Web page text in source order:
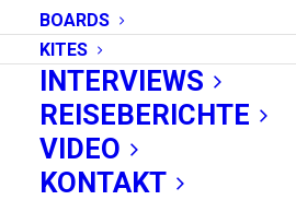
BOARDS
KITES
INTERVIEWS
REISEBERICHTE
VIDEO
KONTAKT
KITE